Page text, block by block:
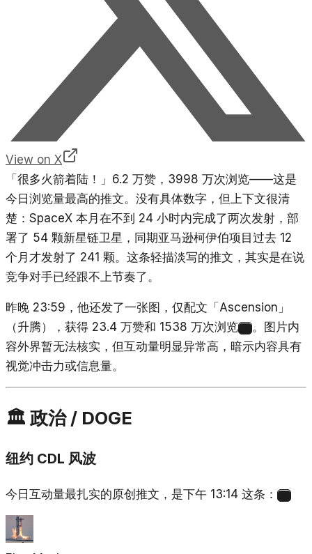
View on X
「很多火箭着陆！」6.2 万赞，3998 万次浏览——这是
今日浏览量最高的推文。没有具体数字，但上下文很清
楚：SpaceX 本月在不到 24 小时内完成了两次发射，部
署了 54 颗新星链卫星，同期亚马逊柯伊伯项目过去 12
个月才发射了 241 颗。这条轻描淡写的推文，其实是在说
竞争对手已经跟不上节奏了。
昨晚 23:59，他还发了一张图，仅配文「Ascension」
（升腾），获得 23.4 万赞和 1538 万次浏览
。图片内
容外界暂无法核实，但互动量明显异常高，暗示内容具有
视觉冲击力或信息量。
🏛️ 政治 / DOGE
纽约 CDL 风波
今日互动量最扎实的原创推文，是下午 13:14 这条：